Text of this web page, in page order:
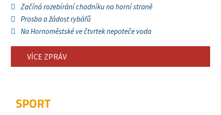
Začíná rozebírání chodníku na horní straně
Prosba a žádost rybářů
Na Hornoměstské ve čtvrtek nepoteče voda
VÍCE ZPRÁV
SPORT